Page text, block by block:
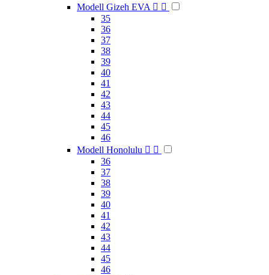
Modell Gizeh EVA  
35
36
37
38
39
40
41
42
43
44
45
46
Modell Honolulu  
36
37
38
39
40
41
42
43
44
45
46